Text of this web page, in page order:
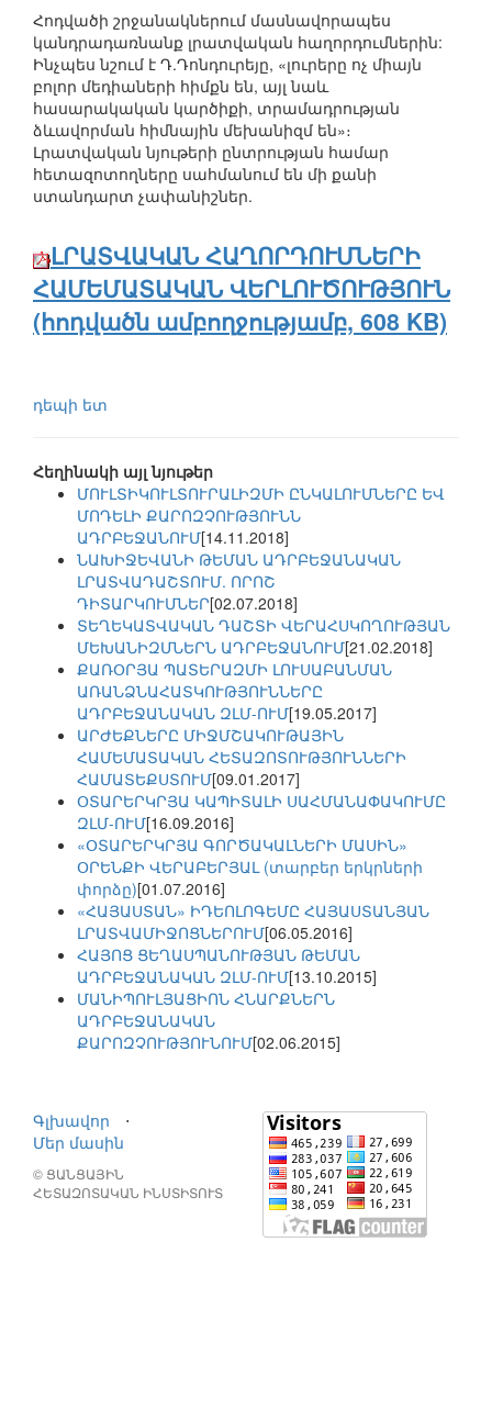
Հոդվածի շրջանակներում մասնավորապես
կանդրադառնանք լրատվական հաղորդումներին:
Ինչպես նշում է Դ.Դոնդուրեյը, «լուրերը ոչ միայն
բոլոր մեդիաների հիմքն են, այլ նաև
հասարակական կարծիքի, տրամադրության
ձևավորման հիմնային մեխանիզմ են»։
Լրատվական նյութերի ընտրության համար
հետազոտողները սահմանում են մի քանի
ստանդարտ չափանիշներ.
ԼՐԱՏՎԱԿԱՆ ՀԱՂՈՐԴՈՒՄՆԵՐԻ
ՀԱՄԵՄԱՏԱԿԱՆ ՎԵՐԼՈՒԾՈՒԹՅՈՒՆ
(հոդվածն ամբողջությամբ, 608 KB)
դեպի ետ
Հեղինակի այլ նյութեր
ՄՈՒԼՏԻԿՈՒԼՏՈՒՐԱԼԻԶՄԻ ԸՆԿԱԼՈՒՄՆԵՐԸ ԵՎ
ՄՈԴԵԼԻ ՔԱՐՈԶՉՈՒԹՅՈՒՆՆ
ԱԴՐԲԵՋԱՆՈՒՄ[14.11.2018]
ՆԱԽԻՋԵՎԱՆԻ ԹԵՄԱՆ ԱԴՐԲԵՋԱՆԱԿԱՆ
ԼՐԱՏՎԱԴԱՇՏՈՒՄ. ՈՐՈՇ
ԴԻՏԱՐԿՈՒՄՆԵՐ[02.07.2018]
ՏԵՂԵԿԱՏՎԱԿԱՆ ԴԱՇՏԻ ՎԵՐԱՀՍԿՈՂՈՒԹՅԱՆ
ՄԵԽԱՆԻԶՄՆԵՐՆ ԱԴՐԲԵՋԱՆՈՒՄ[21.02.2018]
ՔԱՌՕՐՅԱ ՊԱՏԵՐԱԶՄԻ ԼՈՒՍԱԲԱՆՄԱՆ
ԱՌԱՆՁՆԱՀԱՏԿՈՒԹՅՈՒՆՆԵՐԸ
ԱԴՐԲԵՋԱՆԱԿԱՆ ԶԼՄ-ՈՒՄ[19.05.2017]
ԱՐԺԵՔՆԵՐԸ ՄԻՋՄՇԱԿՈՒԹԱՅԻՆ
ՀԱՄԵՄԱՏԱԿԱՆ ՀԵՏԱԶՈՏՈՒԹՅՈՒՆՆԵՐԻ
ՀԱՄԱՏԵՔՍՏՈՒՄ[09.01.2017]
ՕՏԱՐԵՐԿՐՅԱ ԿԱՊԻՏԱԼԻ ՍԱՀՄԱՆԱՓԱԿՈՒՄԸ
ԶԼՄ-ՈՒՄ[16.09.2016]
«ՕՏԱՐԵՐԿՐՅԱ ԳՈՐԾԱԿԱԼՆԵՐԻ ՄԱՍԻՆ»
ՕՐԵՆՔԻ ՎԵՐԱԲԵՐՅԱԼ (տարբեր երկրների
փորձը)[01.07.2016]
«ՀԱՅԱՍՏԱՆ» ԻԴԵՈԼՈԳԵՄԸ ՀԱՅԱՍՏԱՆՅԱՆ
ԼՐԱՏՎԱՄԻՋՈՑՆԵՐՈՒՄ[06.05.2016]
ՀԱՅՈՑ ՑԵՂԱՍՊԱՆՈՒԹՅԱՆ ԹԵՄԱՆ
ԱԴՐԲԵՋԱՆԱԿԱՆ ԶԼՄ-ՈՒՄ[13.10.2015]
ՄԱՆԻՊՈՒԼՅԱՑԻՈՆ ՀՆԱՐՔՆԵՐՆ
ԱԴՐԲԵՋԱՆԱԿԱՆ
ՔԱՐՈԶՉՈՒԹՅՈՒՆՈՒՄ[02.06.2015]
Գլխավոր
⋅
Մեր մասին
© ՑԱՆՑԱՅԻՆ
ՀԵՏԱԶՈՏԱԿԱՆ ԻՆՍՏԻՏՈՒՏ